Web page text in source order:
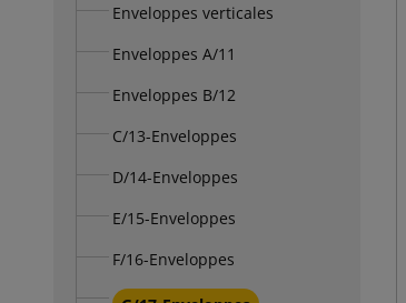
Enveloppes verticales
Enveloppes A/11
Enveloppes B/12
C/13-Enveloppes
D/14-Enveloppes
E/15-Enveloppes
F/16-Enveloppes